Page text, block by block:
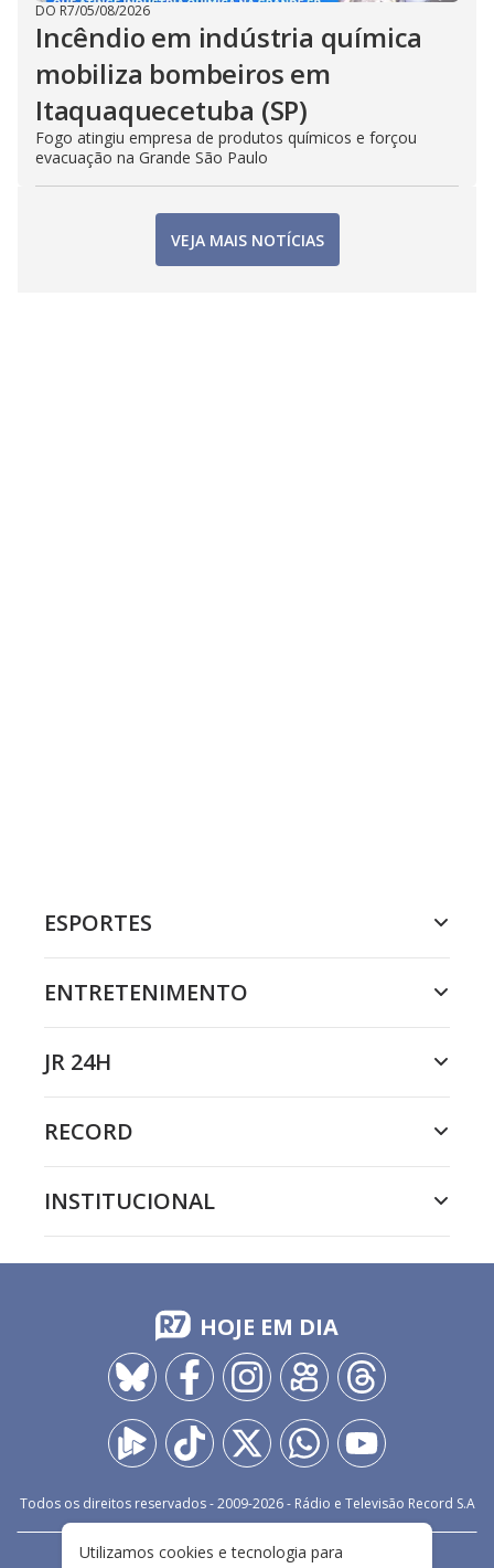
DO R7/05/08/2026
Incêndio em indústria química
mobiliza bombeiros em
Itaquaquecetuba (SP)
Fogo atingiu empresa de produtos químicos e forçou
evacuação na Grande São Paulo
VEJA MAIS NOTÍCIAS
ESPORTES
ENTRETENIMENTO
JR 24H
RECORD
INSTITUCIONAL
HOJE EM DIA
Todos os direitos reservados - 2009-2026- Rádio e Televisão Record S.A
Utilizamos cookies e tecnologia para